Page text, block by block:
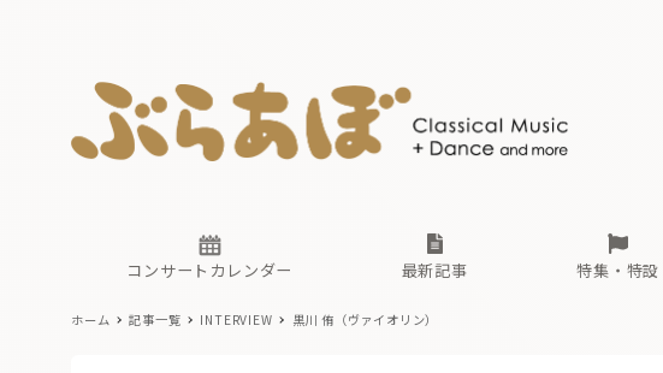
コンサートカレンダー 最新記事 特集・特設
古楽とその先と
無料ライブ配信スケジュール
あ か さ
ホーム 記事一覧 INTERVIEW 黒川 侑（ヴァイオリン）